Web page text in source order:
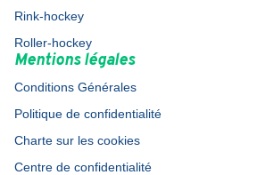
Rink-hockey
Roller-hockey
Mentions légales
Conditions Générales
Politique de confidentialité
Charte sur les cookies
Centre de confidentialité